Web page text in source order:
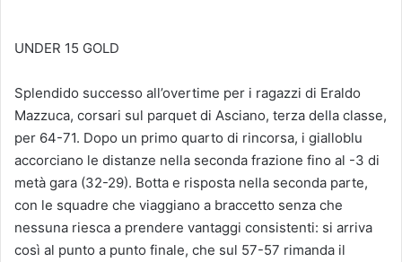
UNDER 15 GOLD
Splendido successo all’overtime per i ragazzi di Eraldo
Mazzuca, corsari sul parquet di Asciano, terza della classe,
per 64-71. Dopo un primo quarto di rincorsa, i gialloblu
accorciano le distanze nella seconda frazione fino al -3 di
metà gara (32-29). Botta e risposta nella seconda parte,
con le squadre che viaggiano a braccetto senza che
nessuna riesca a prendere vantaggi consistenti: si arriva
così al punto a punto finale, che sul 57-57 rimanda il